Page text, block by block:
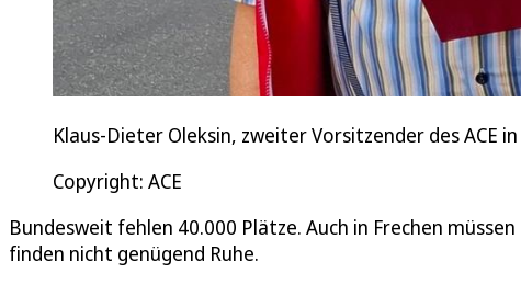
Klaus-Dieter Oleksin, zweiter Vorsitzender des
Copyright: ACE
Bundesweit fehlen 40.000 Plätze. Auch in Frechen
finden nicht genügend Ruhe.